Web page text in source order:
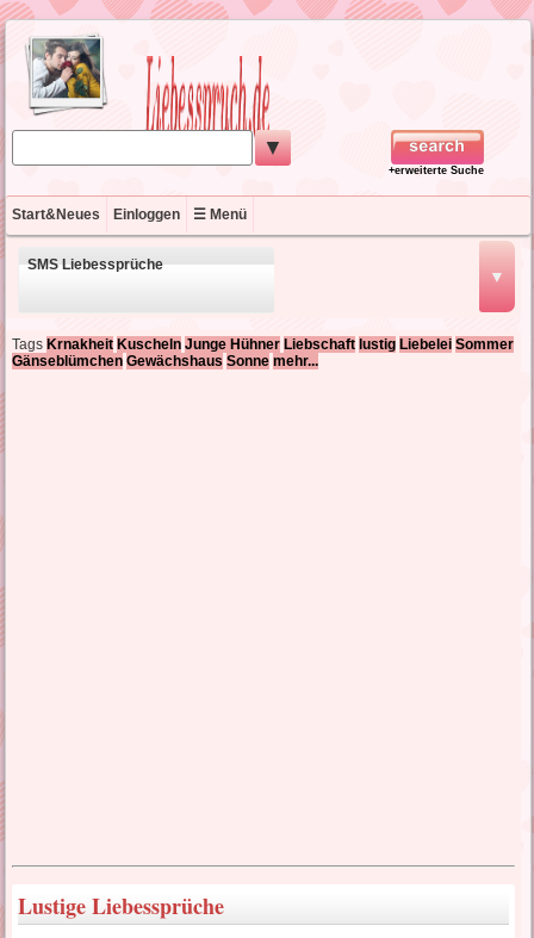
▼
+erweiterte Suche
Start&Neues Einloggen ☰ Menü
▼
SMS Liebessprüche
schöne Liebessprüche
Tags Krnakheit Kuscheln Junge Hühner Liebschaft lustig Liebelei Sommer
Gänseblümchen Gewächshaus Sonne mehr...
Lustige Liebessprüche